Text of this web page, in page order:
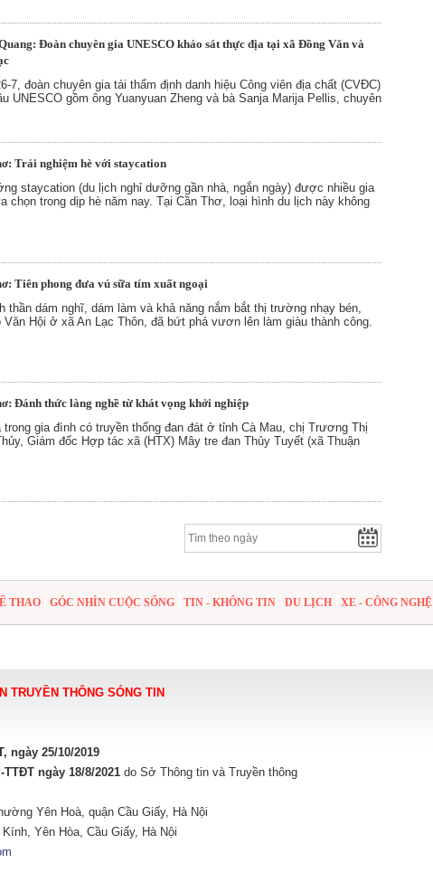
Đoàn chuyên gia UNESCO khảo sát thực địa tại xã Đồng Văn và
7, đoàn chuyên gia tái thẩm định danh hiệu Công viên địa chất (CVĐC)
UNESCO gồm ông Yuanyuan Zheng và bà Sanja Marija Pellis, chuyên
Trải nghiệm hè với staycation
staycation (du lịch nghỉ dưỡng gần nhà, ngắn ngày) được nhiều gia
chọn trong dịp hè năm nay. Tại Cần Thơ, loại hình du lịch này không
Tiên phong đưa vú sữa tím xuất ngoại
thần dám nghĩ, dám làm và khả năng nắm bắt thị trường nhạy bén,
Văn Hội ở xã An Lạc Thôn, đã bứt phá vươn lên làm giàu thành công.
Đánh thức làng nghề từ khát vọng khởi nghiệp
trong gia đình có truyền thống đan đát ở tỉnh Cà Mau, chị Trương Thị
Giám đốc Hợp tác xã (HTX) Mây tre đan Thủy Tuyết (xã Thuận
THAO GÓC NHÌN CUỘC SỐNG TIN - KHÔNG TIN DU LỊCH XE - CÔNG NGHỆ
TRUYỀN THÔNG SÓNG TIN
ngày 25/10/2019
TTĐT ngày 18/8/2021 do Sở Thông tin và Truyền thông
Yên Hoà, quận Cầu Giấy, Hà Nội
Yên Hòa, Cầu Giấy, Hà Nội